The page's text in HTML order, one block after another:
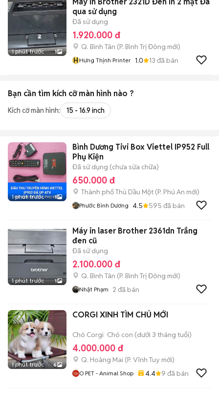
1 phút trước 1
qua sử dụng
Đã sử dụng
1.920.000 đ
Q. Bình Tân (P. Bình Trị Đông mới)
HHưng Thịnh Printer 1.0 13 đã bán
Bạn cần tìm kích cỡ màn hình nào ?
Kích cỡ màn hình: 15 - 16.9 inch
1 phút trước 1
Bình Dương Tivi Box Viettel IP952 Full
Phụ Kiện
Đã sử dụng (chưa sửa chữa)
650.000 đ
Thành phố Thủ Dầu Một (P. Phú An mới)
Phước Bình Dương 4.5 595 đã bán
1 phút trước 1
Máy in laser Brother 2361dn Trắng
đen cũ
Đã sử dụng
2.100.000 đ
Q. Bình Tân (P. Bình Trị Đông mới)
Nhật Phạm 2 đã bán
1 phút trước 6
CORGI XINH TÌM CHỦ MỚI
Chó Corgi Chó con (dưới 3 tháng tuổi)
4.000.000 đ
Q. Hoàng Mai (P. Vĩnh Tuy mới)
O PET - Animal Shop 4.4 9 đã bán